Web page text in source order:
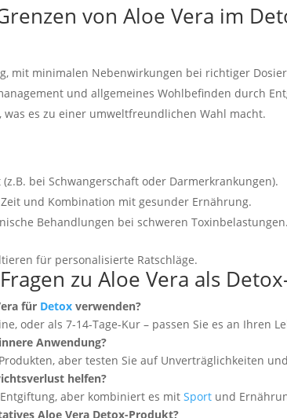
von Aloe Vera im
mit minimalen Nebenwirkungen bei richtiger
und allgemeines Wohlbefinden durch
es zu einer umweltfreundlichen Wahl macht.
bei Schwangerschaft oder Darmerkrankungen).
und Kombination mit gesunder Ernährung.
Behandlungen bei schweren Toxinbelastungen.
für personalisierte Ratschläge.
zu Aloe Vera als
für Detox verwenden?
oder als 7-14-Tage-Kur – passen Sie es an Ihren
Anwendung?
aber testen Sie auf Unverträglichkeiten
helfen?
aber kombiniert es mitSport und
Aloe Vera Detox-Produkt?